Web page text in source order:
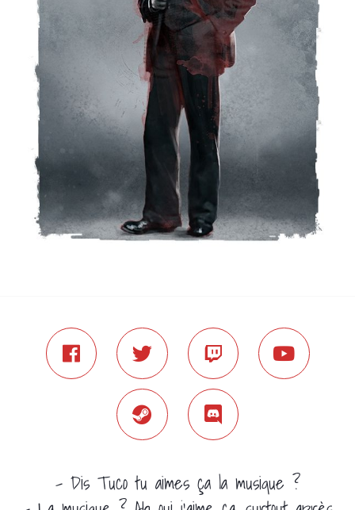
- Dis Tuco tu aimes ça la musique ?